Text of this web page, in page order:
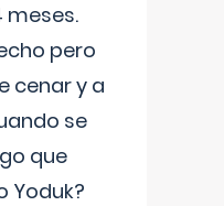
meses.
pero
cenar y a
se
que
Yoduk?